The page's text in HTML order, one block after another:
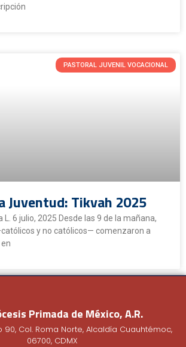
PASTORAL JUVENIL VOCACIONAL
Juventud: Tikvah 2025
L. 6 julio, 2025 Desde las 9 de la mañana,
y no católicos— comenzaron a
Primada de México, A.R.
Col. Roma Norte, Alcaldía Cuauhtémoc,
06700, CDMX